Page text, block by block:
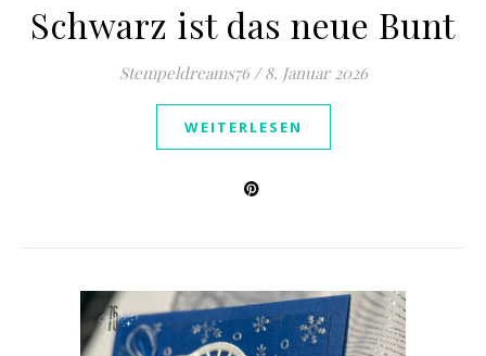
Schwarz ist das neue Bunt
Stempeldreams76 / 8. Januar 2026
WEITERLESEN